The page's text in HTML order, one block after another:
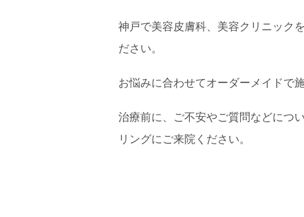
神戸で美容皮膚科、美容クリニック
ださい。
お悩みに合わせてオーダーメイドで
治療前に、ご不安やご質問などにつ
リングにご来院ください。